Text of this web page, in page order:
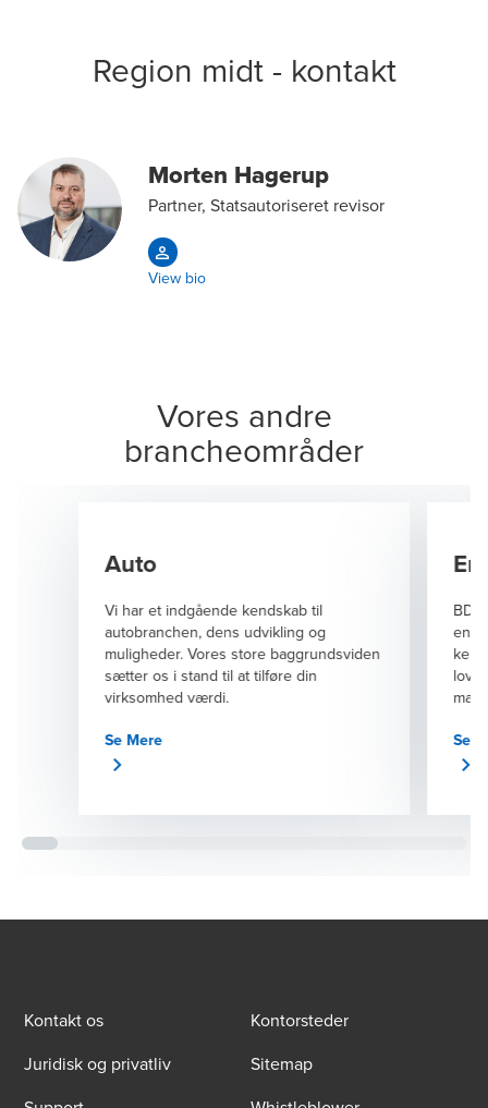
Region midt - kontakt
Morten Hagerup
Partner, Statsautoriseret revisor
View bio
Vores andre
brancheområder
Auto
Vi har et indgående kendskab til
autobranchen, dens udvikling og
muligheder. Vores store baggrundsviden
sætter os i stand til at tilføre din
virksomhed værdi.
Se Mere
Se
Kontakt os
Kontorsteder
Juridisk og privatliv
Sitemap